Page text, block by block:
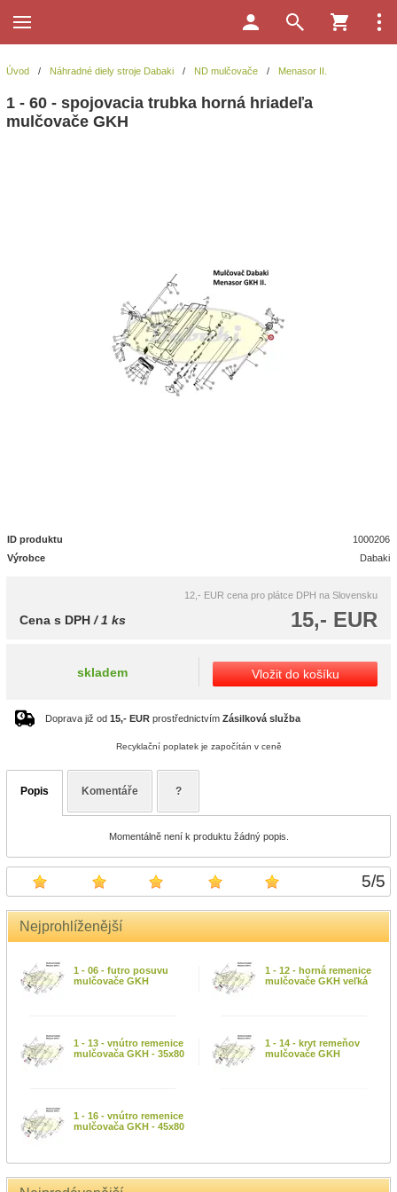
5/5
Nejprohlíženější
1 - 06 - futro posuvu
mulčovače GKH
1 - 12 - horná remenice
mulčovače GKH veľká
1 - 13 - vnútro remenice
mulčovača GKH - 35x80
1 - 14 - kryt remeňov
mulčovače GKH
1 - 16 - vnútro remenice
mulčovača GKH - 45x80
Úvod / Náhradné diely stroje Dabaki / ND mulčovače / Menasor II.
1 - 60 - spojovacia trubka horná hriadeľa
mulčovače GKH
ID produktu
1000206
Výrobce
Dabaki
12,- EUR cena pro plátce DPH na Slovensku
15,- EUR
Cena s DPH / 1 ks
skladem Vložit do košíku
Doprava již od 15,- EUR prostřednictvím Zásilková služba
Recyklační poplatek je započítán v ceně
Popis Komentáře ?
Momentálně není k produktu žádný popis.